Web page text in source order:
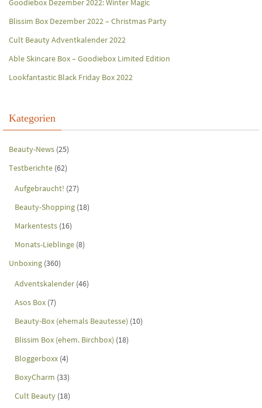
Goodiebox Dezember 2022: Winter Magic
Blissim Box Dezember 2022 – Christmas Party
Cult Beauty Adventkalender 2022
Able Skincare Box – Goodiebox Limited Edition
Lookfantastic Black Friday Box 2022
Kategorien
Beauty-News (25)
Testberichte (62)
Aufgebraucht! (27)
Beauty-Shopping (18)
Markentests (16)
Monats-Lieblinge (8)
Unboxing (360)
Adventskalender (46)
Asos Box (7)
Beauty-Box (ehemals Beautesse) (10)
Blissim Box (ehem. Birchbox) (18)
Bloggerboxx (4)
BoxyCharm (33)
Cult Beauty (18)